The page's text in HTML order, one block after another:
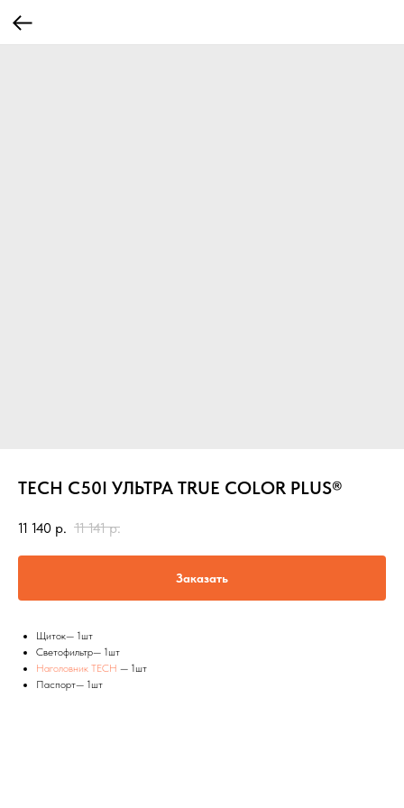
TECH C50I УЛЬТРА TRUE COLOR PLUS®
11 140 р. 11 141 р.
Заказать
Щиток— 1шт
Светофильтр— 1шт
Наголовник TECH — 1шт
Паспорт— 1шт